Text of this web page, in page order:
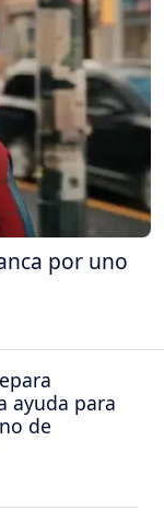
por uno
ayuda para
de